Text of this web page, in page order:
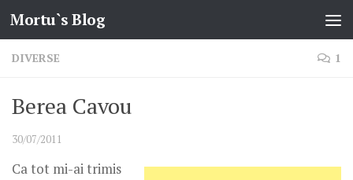
Skip to content
Mortu`s Blog
DIVERSE 1
Berea Cavou
30/07/2011
Ca tot mi-ai trimis